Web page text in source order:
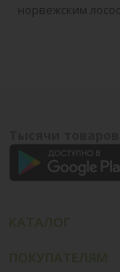
норвежским